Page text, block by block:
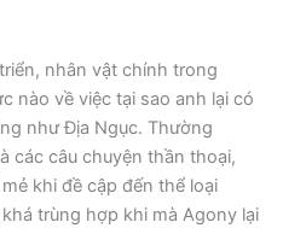
nhân vật chính trong
nào về việc tại sao anh lại có
như Địa Ngục. Thường
các câu chuyện thần thoại,
khi đề cập đến thể loại
trùng hợp khi mà Agony lại